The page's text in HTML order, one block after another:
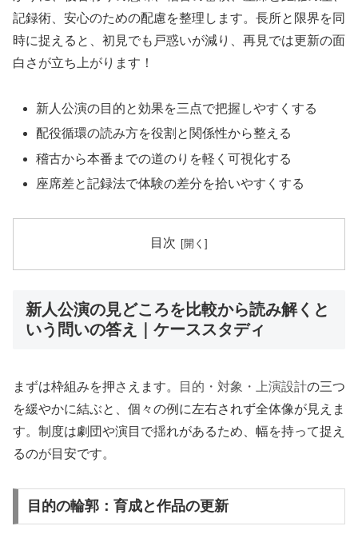
記録術、安心のための配慮を整理します。長所と限界を同
時に捉えると、初見でも戸惑いが減り、再見では更新の面
白さが立ち上がります！
新人公演の目的と効果を三点で把握しやすくする
配役循環の読み方を役割と関係性から整える
稽古から本番までの道のりを軽く可視化する
座席差と記録法で体験の差分を拾いやすくする
目次
新人公演の見どころを比較から読み解くと
いう問いの答え｜ケーススタディ
まずは枠組みを押さえます。 目的・対象・上演設計の三つ
を緩やかに結ぶと、個々の例に左右されず全体像が見えま
す。制度は劇団や演目で揺れがあるため、幅を持って捉え
るのが目安です。
目的の輪郭：育成と作品の更新